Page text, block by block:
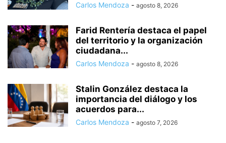
Carlos Mendoza - agosto 8, 2026
Farid Rentería destaca el papel
del territorio y la organización
ciudadana...
Carlos Mendoza - agosto 8, 2026
Stalin González destaca la
importancia del diálogo y los
acuerdos para...
Carlos Mendoza - agosto 7, 2026